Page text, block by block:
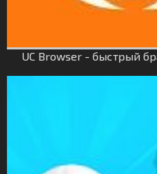
UC Browser - быстрый